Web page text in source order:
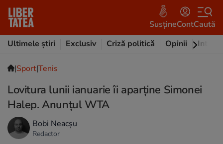
SusțineContCaută
Ultimele știri
Exclusiv Criză politică Opinii
|Sport|Tenis
Lovitura lunii ianuarie îi aparţine Simonei
Halep. Anunţul WTA
Bobi Neacșu
Redactor